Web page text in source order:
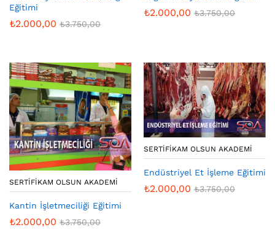
Eğitimi
₺2.000,00 ₺3.750,00
₺2.000,00 ₺3.750,00
SERTIFIKAM OLSUN AKADEMI
Kantin İşletmeciliği Eğitimi
₺2.000,00 ₺3.750,00
SERTIFIKAM OLSUN AKADEMI
Endüstriyel Et İşleme Eğitimi
₺2.000,00 ₺3.750,00